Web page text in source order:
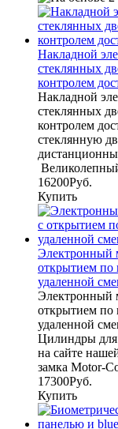
Накладной
стеклянных
контролем
Накладной
стеклянных
контролем
стеклянную
16200Руб.
Купить
Электронный
открытием по
удаленной
Электронный
открытием по
удаленной
Цилиндры для
на сайте
замка Motor-
17300Руб.
Купить